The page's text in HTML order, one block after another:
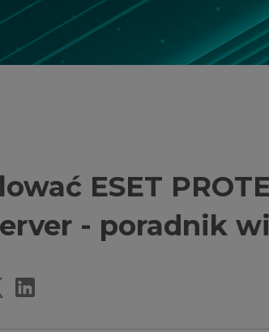
ESET
- poradnik